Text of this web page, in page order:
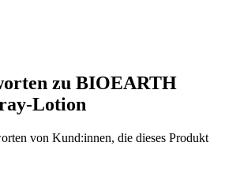
zu BIOEARTH
Lotion
von Kund:innen, die dieses Produkt